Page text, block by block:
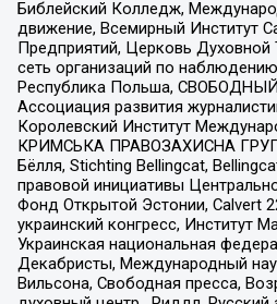
Библейский Колледж,
движение, Всемирный Институт
Предприятий, Церковь Духовной
сеть организаций по
Республика Польша,
Ассоциация развития
Королевский Институт
КРИМСЬКА ПРАВОЗАХИСНА
Бёлля, Stichting Bellingcat,
правовой инициативы
Фонд Открытой Эстонии, Calvert
украинский конгресс, Институт
Украинская национальная
Декабристы, Международный
Вильсона, Свободная пресса,